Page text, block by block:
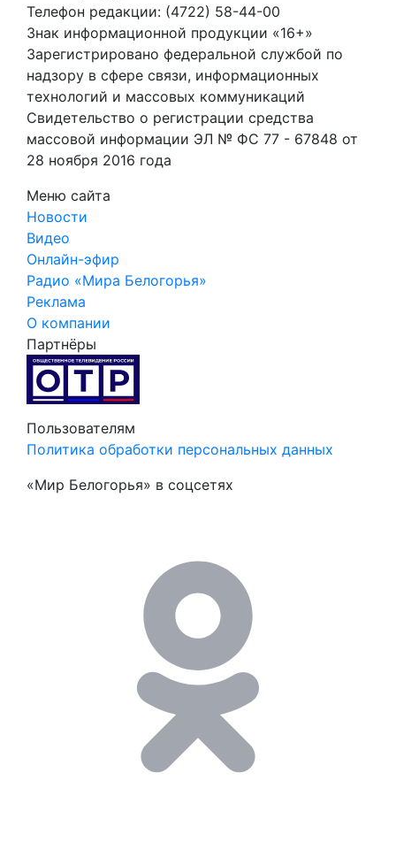
Телефон редакции: (4722) 58-44-00
Знак информационной продукции «16+»
Зарегистрировано федеральной службой по
надзору в сфере связи, информационных
технологий и массовых коммуникаций
Свидетельство о регистрации средства
массовой информации ЭЛ № ФС 77 - 67848 от
28 ноября 2016 года
Меню сайта
Новости
Видео
Онлайн-эфир
Радио «Мира Белогорья»
Реклама
О компании
Партнёры
Пользователям
Политика обработки персональных данных
«Мир Белогорья» в соцсетях